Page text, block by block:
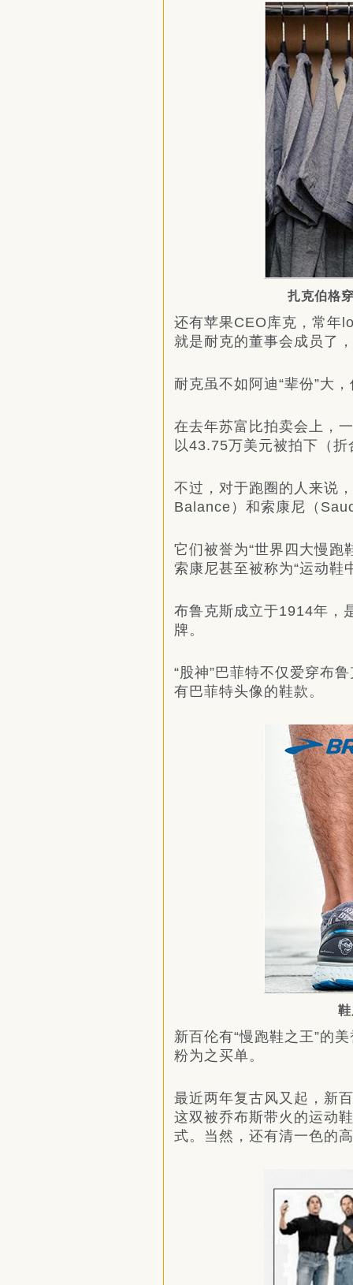
扎克伯格
还有苹果CEO库克，常年
就是耐克的董事会成员了
耐克虽不如阿迪“辈份”大
在去年苏富比拍卖会上，
以43.75万美元被拍下（
不过，对于跑圈的人来说
Balance）和索康尼（
它们被誉为“世界四大慢跑
索康尼甚至被称为“运动鞋
布鲁克斯成立于1914年，
牌。
“股神”巴菲特不仅爱穿布
有巴菲特头像的鞋款。
新百伦有“慢跑鞋之王”的
粉为之买单。
最近两年复古风又起，新
这双被乔布斯带火的运动
式。当然，还有清一色的